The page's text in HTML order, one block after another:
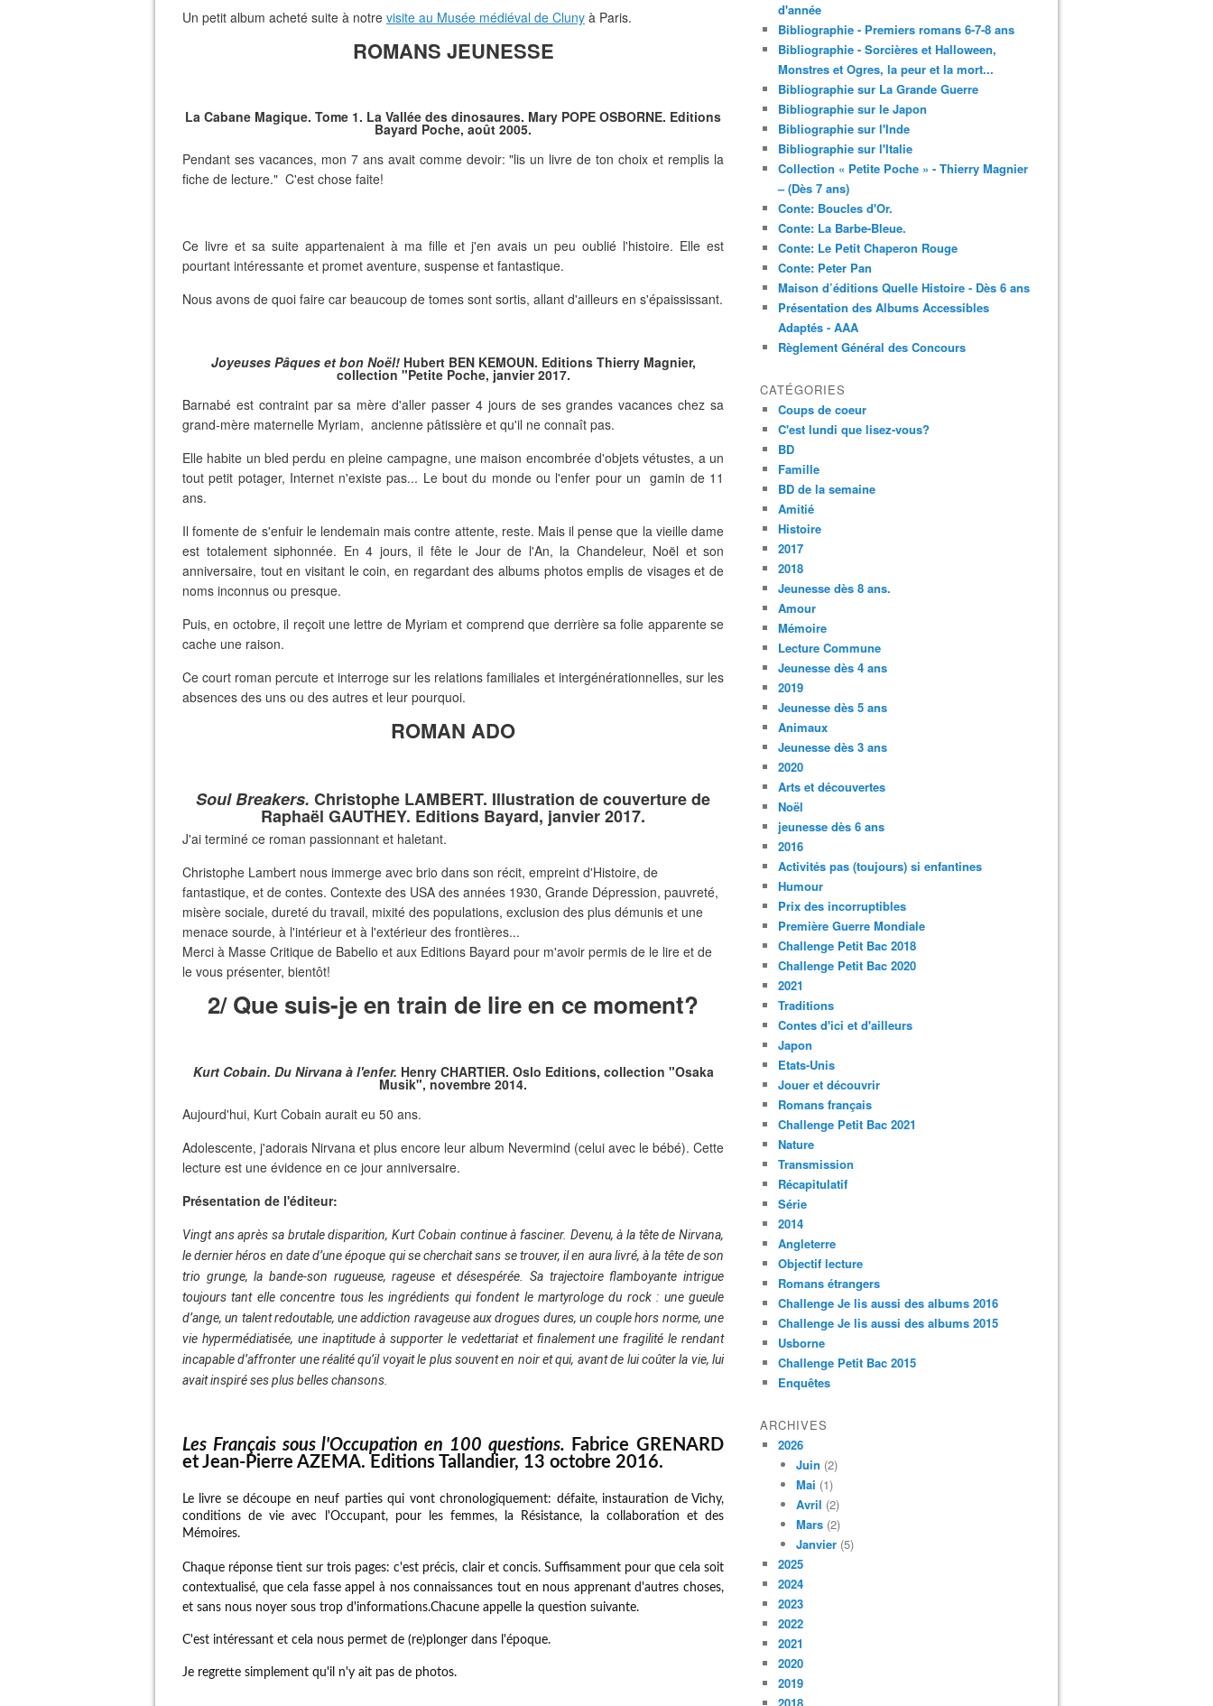
Un petit album acheté suite à notre visite au Musée médiéval de Cluny à Paris.
ROMANS JEUNESSE
La Cabane Magique. Tome 1. La Vallée des dinosaures. Mary POPE OSBORNE. Editions
Bayard Poche, août 2005.
Pendant ses vacances, mon 7 ans avait comme devoir: "lis un livre de ton choix et remplis la
fiche de lecture." C'est chose faite!
Ce livre et sa suite appartenaient à ma fille et j'en avais un peu oublié l'histoire. Elle est
pourtant intéressante et promet aventure, suspense et fantastique.
Nous avons de quoi faire car beaucoup de tomes sont sortis, allant d'ailleurs en s'épaississant.
Joyeuses Pâques et bon Noël!Hubert BEN KEMOUN. Editions Thierry Magnier,
collection "Petite Poche, janvier 2017.
Barnabé est contraint par sa mère d'aller passer 4 jours de ses grandes vacances chez sa
grand-mère maternelle Myriam, ancienne pâtissière et qu'il ne connaît pas.
Elle habite un bled perdu en pleine campagne, une maison encombrée d'objets vétustes, a un
tout petit potager, Internet n'existe pas... Le bout du monde ou l'enfer pour un gamin de 11
ans.
Il fomente de s'enfuir le lendemain mais contre attente, reste. Mais il pense que la vieille dame
est totalement siphonnée. En 4 jours, il fête le Jour de l'An, la Chandeleur, Noël et son
anniversaire, tout en visitant le coin, en regardant des albums photos emplis de visages et de
noms inconnus ou presque.
Puis, en octobre, il reçoit une lettre de Myriam et comprend que derrière sa folie apparente se
cache une raison.
Ce court roman percute et interroge sur les relations familiales et intergénérationnelles, sur les
absences des uns ou des autres et leur pourquoi.
ROMAN ADO
Soul Breakers. Christophe LAMBERT. Illustration de couverture de
Raphaël GAUTHEY. Editions Bayard, janvier 2017.
J'ai terminé ce roman passionnant et haletant.
Christophe Lambert nous immerge avec brio dans son récit, empreint d'Histoire, de
fantastique, et de contes. Contexte des USA des années 1930, Grande Dépression, pauvreté,
misère sociale, dureté du travail, mixité des populations, exclusion des plus démunis et une
menace sourde, à l'intérieur et à l'extérieur des frontières...
Merci à Masse Critique de Babelio et aux Editions Bayard pour m'avoir permis de le lire et de
le vous présenter, bientôt!
2/ Que suis-je en train de lire en ce moment?
Kurt Cobain. Du Nirvana à l'enfer. Henry CHARTIER. Oslo Editions, collection "Osaka
Musik", novembre 2014.
Aujourd'hui, Kurt Cobain aurait eu 50 ans.
Adolescente, j'adorais Nirvana et plus encore leur album Nevermind (celui avec le bébé). Cette
lecture est une évidence en ce jour anniversaire.
Présentation de l'éditeur:
Vingt ans après sa brutale disparition, Kurt Cobain continue à fasciner. Devenu, à la tête de Nirvana,
le dernier héros en date d’une époque qui se cherchait sans se trouver, il en aura livré, à la tête de son
trio grunge, la bande-son rugueuse, rageuse et désespérée. Sa trajectoire flamboyante intrigue
toujours tant elle concentre tous les ingrédients qui fondent le martyrologe du rock : une gueule
d’ange, un talent redoutable, une addiction ravageuse aux drogues dures, un couple hors norme, une
vie hypermédiatisée, une inaptitude à supporter le vedettariat et finalement une fragilité le rendant
incapable d’affronter une réalité qu’il voyait le plus souvent en noir et qui, avant de lui coûter la vie, lui
avait inspiré ses plus belles chansons.
Les Français sous l'Occupation en 100 questions. Fabrice GRENARD
et Jean-Pierre AZEMA. Editions Tallandier, 13 octobre 2016.
Le livre se découpe en neuf parties qui vont chronologiquement: défaite, instauration de Vichy,
conditions de vie avec l'Occupant, pour les femmes, la Résistance, la collaboration et des
Mémoires.
Chaque réponse tient sur trois pages: c'est précis, clair et concis. Suffisamment pour que cela soit
contextualisé, que cela fasse appel à nos connaissances tout en nous apprenant d'autres choses,
et sans nous noyer sous trop d'informations.Chacune appelle la question suivante.
C'est intéressant et cela nous permet de (re)plonger dans l'époque.
Je regrette simplement qu'il n'y ait pas de photos.
d'année
Bibliographie - Premiers romans 6-7-8 ans
Bibliographie - Sorcières et Halloween,
Monstres et Ogres, la peur et la mort...
Bibliographie sur La Grande Guerre
Bibliographie sur le Japon
Bibliographie sur l'Inde
Bibliographie sur l'Italie
Collection « Petite Poche » - Thierry Magnier
– (Dès 7 ans)
Conte: Boucles d'Or.
Conte: La Barbe-Bleue.
Conte: Le Petit Chaperon Rouge
Conte: Peter Pan
Maison d’éditions Quelle Histoire - Dès 6 ans
Présentation des Albums Accessibles
Adaptés - AAA
Règlement Général des Concours
CATÉGORIES
Coups de coeur
C'est lundi que lisez-vous?
BD
Famille
BD de la semaine
Amitié
Histoire
2017
2018
Jeunesse dès 8 ans.
Amour
Mémoire
Lecture Commune
Jeunesse dès 4 ans
2019
Jeunesse dès 5 ans
Animaux
Jeunesse dès 3 ans
2020
Arts et découvertes
Noël
jeunesse dès 6 ans
2016
Activités pas (toujours) si enfantines
Humour
Prix des incorruptibles
Première Guerre Mondiale
Challenge Petit Bac 2018
Challenge Petit Bac 2020
2021
Traditions
Contes d'ici et d'ailleurs
Japon
Etats-Unis
Jouer et découvrir
Romans français
Challenge Petit Bac 2021
Nature
Transmission
Récapitulatif
Série
2014
Angleterre
Objectif lecture
Romans étrangers
Challenge Je lis aussi des albums 2016
Challenge Je lis aussi des albums 2015
Usborne
Challenge Petit Bac 2015
Enquêtes
ARCHIVES
2026
Juin (2)
Mai (1)
Avril (2)
Mars (2)
Janvier (5)
2025
2024
2023
2022
2021
2020
2019